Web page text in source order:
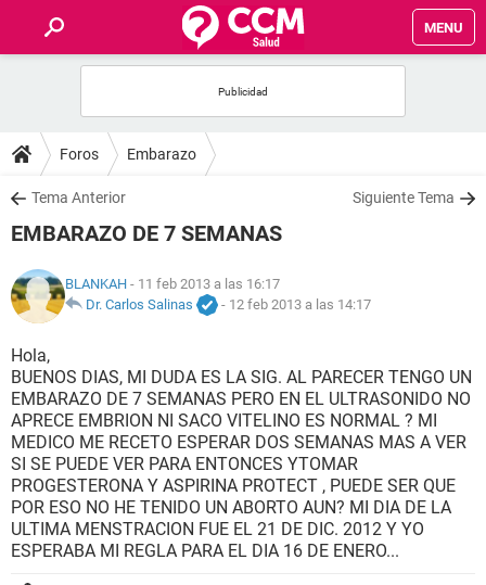
MENU
FOROS
SALUD
NUTRICIÓN
BIENESTAR
SEXUALIDAD
GLOSARIO
Foros Embarazo
Tema Anterior Siguiente Tema
EMBARAZO DE 7 SEMANAS
BLANKAH - 11 feb 2013 a las 16:17
Dr. Carlos Salinas
- 12 feb 2013 a las 14:17
Hola,
BUENOS DIAS, MI DUDA ES LA SIG. AL PARECER TENGO UN
EMBARAZO DE 7 SEMANAS PERO EN EL ULTRASONIDO NO
APRECE EMBRION NI SACO VITELINO ES NORMAL ? MI
MEDICO ME RECETO ESPERAR DOS SEMANAS MAS A VER
SI SE PUEDE VER PARA ENTONCES YTOMAR
PROGESTERONA Y ASPIRINA PROTECT , PUEDE SER QUE
POR ESO NO HE TENIDO UN ABORTO AUN? MI DIA DE LA
ULTIMA MENSTRACION FUE EL 21 DE DIC. 2012 Y YO
ESPERABA MI REGLA PARA EL DIA 16 DE ENERO...